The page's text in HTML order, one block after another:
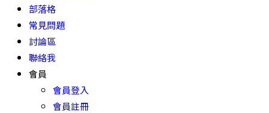
部落格
常見問題
討論區
聯絡我
會員
會員登入
會員註冊